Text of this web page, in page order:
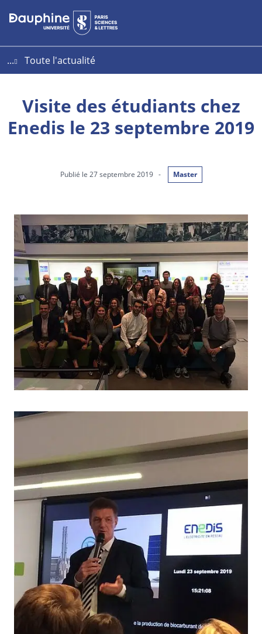
Aller
au
Aller
au
Plan
du
...
Toute l'actualité
Visite des étudiants chez
Enedis le 23 septembre 2019
Publié le 27 septembre 2019 - Master